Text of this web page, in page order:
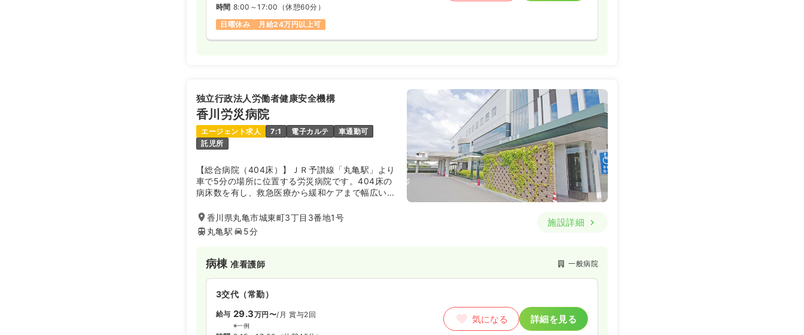
時間 8:00～17:00 （休憩60分）
日曜休み
月給24万円以上可
独立行政法人労働者健康安全機構
香川労災病院
エージェント求人 7:1 電子カルテ
車通勤可
託児所
【総合病院（404床）】ＪＲ予讃線「丸亀駅」より
車で5分の場所に位置する労災病院です。404床の
病床数を有し、救急医療から緩和ケアまで幅広い診
ます。また、様々な診療科の教育施設に認定されて
いるほか、DMAT指定病院やがん診療連携拠点病院
に指定されているなど、地域の中核を担っている総
香川県丸亀市城東町3丁目3番地1号
丸亀駅
5分
施設詳細
病棟准看護師 一般病院
3交代（常勤）
給与 29.3万円〜/月 賞与2回
※一例
気になる 詳細を見る